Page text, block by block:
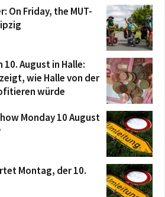
On Friday, the MUT-
10. August in Halle:
wie Halle von der
würde
Monday 10 August
Montag, der 10.